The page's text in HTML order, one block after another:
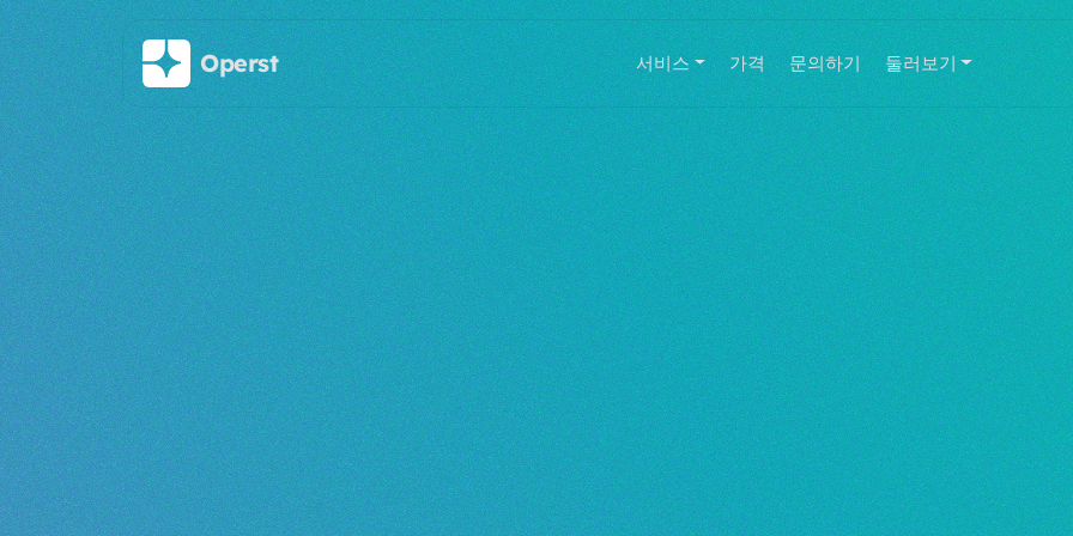
주요 콘텐츠로 건너뛰기
Operst 서비스 가격 문의하기 둘러보기